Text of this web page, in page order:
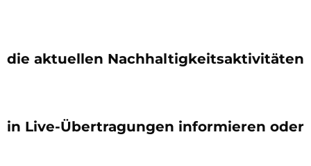
die aktuellen Nachhaltigkeitsaktivitäten
in Live-Übertragungen informieren oder